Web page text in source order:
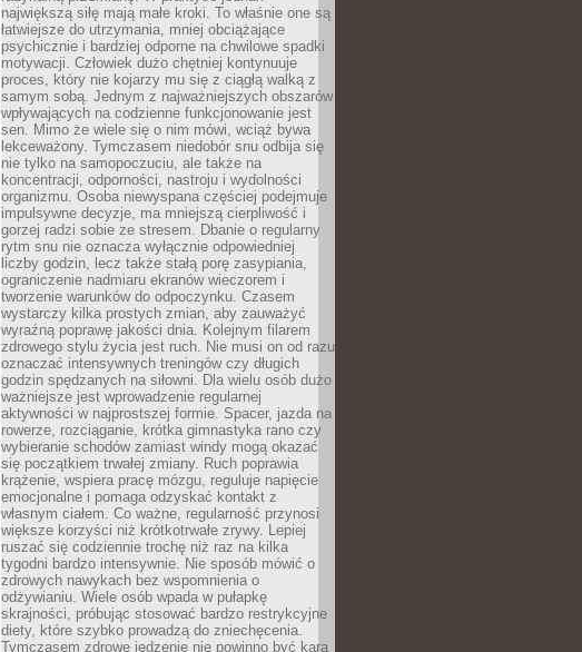
największą siłę mają małe kroki. To właśnie one są
łatwiejsze do utrzymania, mniej obciążające
psychicznie i bardziej odporne na chwilowe spadki
motywacji. Człowiek dużo chętniej kontynuuje
proces, który nie kojarzy mu się z ciągłą walką z
samym sobą. Jednym z najważniejszych obszarów
wpływających na codzienne funkcjonowanie jest
sen. Mimo że wiele się o nim mówi, wciąż bywa
lekceważony. Tymczasem niedobór snu odbija się
nie tylko na samopoczuciu, ale także na
koncentracji, odporności, nastroju i wydolności
organizmu. Osoba niewyspana częściej podejmuje
impulsywne decyzje, ma mniejszą cierpliwość i
gorzej radzi sobie ze stresem. Dbanie o regularny
rytm snu nie oznacza wyłącznie odpowiedniej
liczby godzin, lecz także stałą porę zasypiania,
ograniczenie nadmiaru ekranów wieczorem i
tworzenie warunków do odpoczynku. Czasem
wystarczy kilka prostych zmian, aby zauważyć
wyraźną poprawę jakości dnia. Kolejnym filarem
zdrowego stylu życia jest ruch. Nie musi on od razu
oznaczać intensywnych treningów czy długich
godzin spędzanych na siłowni. Dla wielu osób dużo
ważniejsze jest wprowadzenie regularnej
aktywności w najprostszej formie. Spacer, jazda na
rowerze, rozciąganie, krótka gimnastyka rano czy
wybieranie schodów zamiast windy mogą okazać
się początkiem trwałej zmiany. Ruch poprawia
krążenie, wspiera pracę mózgu, reguluje napięcie
emocjonalne i pomaga odzyskać kontakt z
własnym ciałem. Co ważne, regularność przynosi
większe korzyści niż krótkotrwałe zrywy. Lepiej
ruszać się codziennie trochę niż raz na kilka
tygodni bardzo intensywnie. Nie sposób mówić o
zdrowych nawykach bez wspomnienia o
odżywianiu. Wiele osób wpada w pułapkę
skrajności, próbując stosować bardzo restrykcyjne
diety, które szybko prowadzą do zniechęcenia.
Tymczasem zdrowe jedzenie nie powinno być karą